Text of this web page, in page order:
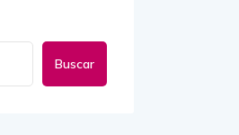
Buscar